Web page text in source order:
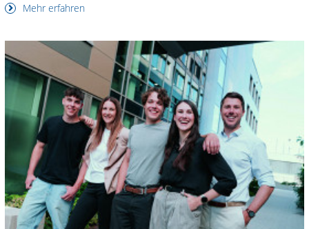
Mehr erfahren